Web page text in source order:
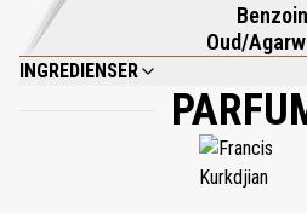
Benzoin
Oud/
INGREDIENSER
COCO-CAPRYLATE/CAPRATE;
TRIGLYCERIDE; PRUNUS AMYGDALUS
PARFUM (FRAGANCE); SILICA; PRUNUS
OIL; MACADAMIA INTEGRIFOLIA SEED OIL;